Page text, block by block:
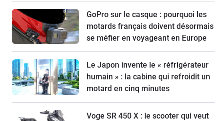
GoPro sur le casque : pourquoi les
motards français doivent désormais
se méfier en voyageant en Europe
Le Japon invente le « réfrigérateur
humain » : la cabine qui refroidit un
motard en cinq minutes
Voge SR 450 X : le scooter qui veut